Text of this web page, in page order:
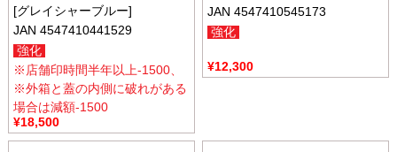
[グレイシャーブルー]
JAN 4547410441529
強化
※店舗印時間半年以上-1500、
※外箱と蓋の内側に破れがある
場合は減額-1500
¥18,500
JAN 4547410545173
強化
¥12,300